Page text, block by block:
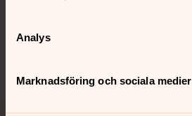
Analys
Marknadsföring och sociala medier